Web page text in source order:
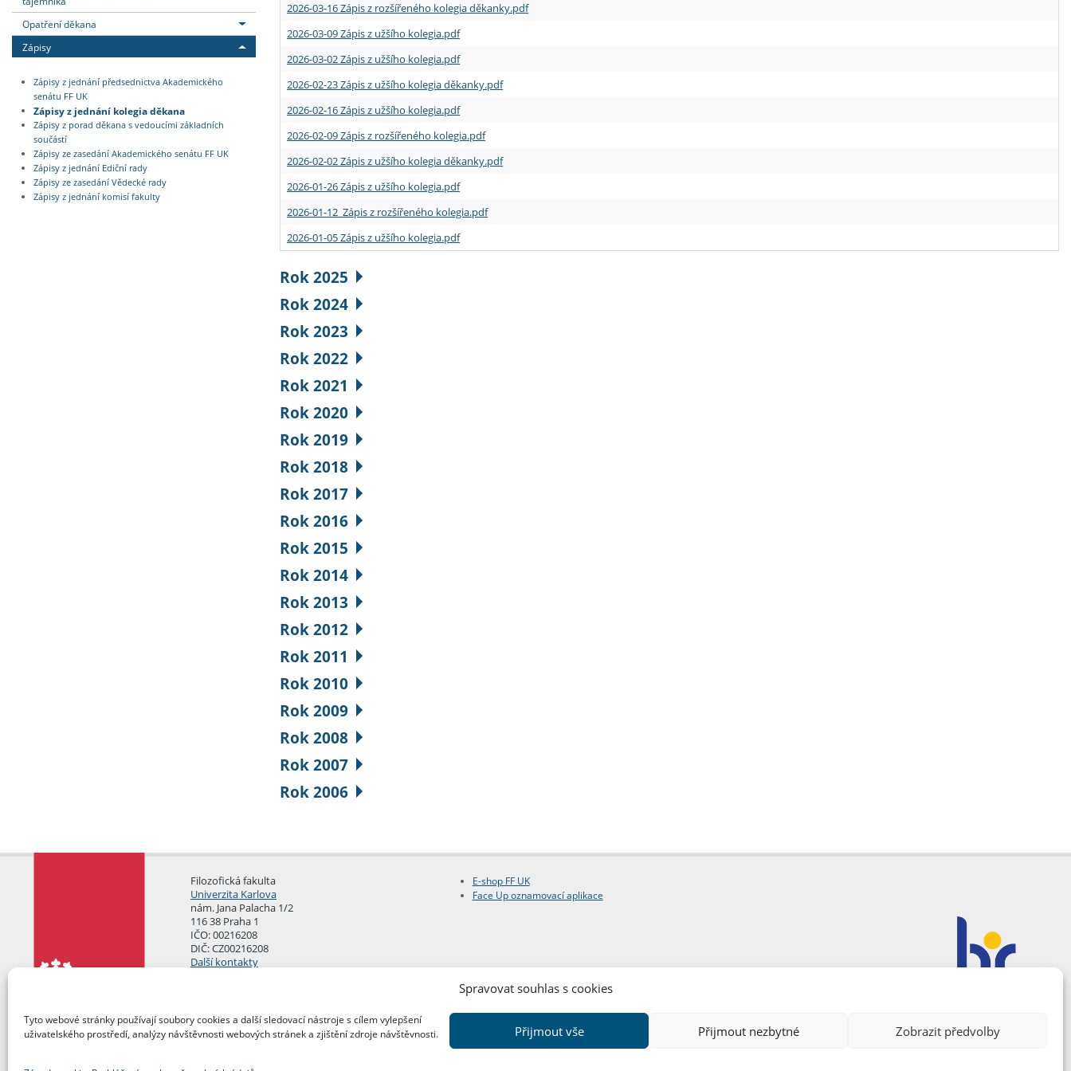
Spravovat souhlas s cookies
Tyto webové stránky používají soubory cookies a další sledovací nástroje s cílem vylepšení
uživatelského prostředí, analýzy návštěvnosti webových stránek a zjištění zdroje návštěvnosti.
Přijmout vše Přijmout nezbytné Zobrazit předvolby
Opatření děkana
Zápisy
Zápisy z jednání předsednictva Akademického
senátu FF UK
Zápisy z jednání kolegia děkana
Zápisy z porad děkana s vedoucími základních
součástí
Zápisy ze zasedání Akademického senátu FF UK
Zápisy z jednání Ediční rady
Zápisy ze zasedání Vědecké rady
Zápisy z jednání komisí fakulty
2026-03-16 Zápis z rozšířeného kolegia děkanky.pdf
2026-03-09 Zápis z užšího kolegia.pdf
2026-03-02 Zápis z užšího kolegia.pdf
2026-02-23 Zápis z užšího kolegia děkanky.pdf
2026-02-16 Zápis z užšího kolegia.pdf
2026-02-09 Zápis z rozšířeného kolegia.pdf
2026-02-02 Zápis z užšího kolegia děkanky.pdf
2026-01-26 Zápis z užšího kolegia.pdf
2026-01-12 Zápis z rozšířeného kolegia.pdf
2026-01-05 Zápis z užšího kolegia.pdf
Rok 2025
Rok 2024
Rok 2023
Rok 2022
Rok 2021
Rok 2020
Rok 2019
Rok 2018
Rok 2017
Rok 2016
Rok 2015
Rok 2014
Rok 2013
Rok 2012
Rok 2011
Rok 2010
Rok 2009
Rok 2008
Rok 2007
Rok 2006
Filozofická fakulta
Univerzita Karlova
nám. Jana Palacha 1/2
116 38 Praha 1
IČO: 00216208
DIČ: CZ00216208
Další kontakty
E-shop FF UK
Face Up oznamovací aplikace